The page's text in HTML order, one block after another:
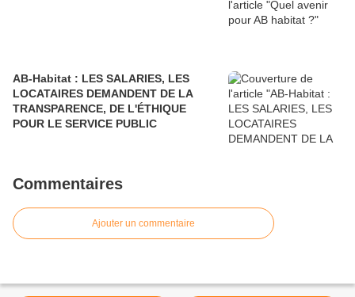
AB-Habitat : LES SALARIES, LES
LOCATAIRES DEMANDENT DE LA
TRANSPARENCE, DE L'ÉTHIQUE
POUR LE SERVICE PUBLIC
Commentaires
Ajouter un commentaire